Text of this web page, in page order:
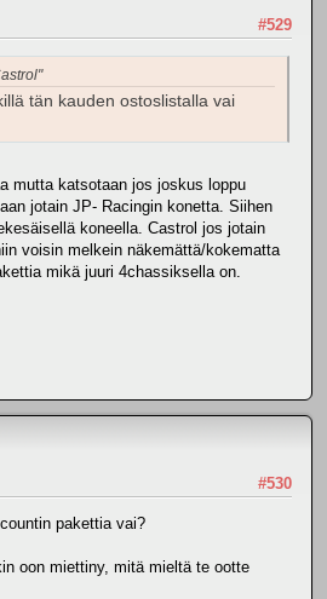
#529
tän kauden ostoslistalla vai
mutta katsotaan jos joskus loppu
jotain JP- Racingin konetta. Siihen
koneella. Castrol jos jotain
voisin melkein näkemättä/kokematta
mikä juuri 4chassiksella on.
#530
pakettia vai?
oon miettiny, mitä mieltä te ootte